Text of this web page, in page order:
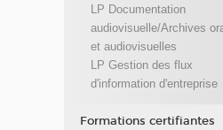
LP Documentation
audiovisuelle/Archives
et audiovisuelles
LP Gestion des flux
d'information d'entreprise
Formations certifiantes